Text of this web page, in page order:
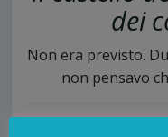
dei
Non era previsto.
non pensavo